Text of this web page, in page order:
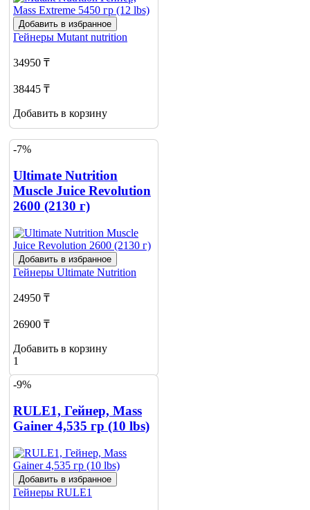
Добавить в избранное
Гейнеры Mutant nutrition
34950 ₸
38445 ₸
Добавить в корзину
-7%
Ultimate Nutrition
Muscle Juice Revolution
2600 (2130 г)
Добавить в избранное
Гейнеры Ultimate Nutrition
24950 ₸
26900 ₸
Добавить в корзину
1
-9%
RULE1, Гейнер, Mass
Gainer 4,535 гр (10 lbs)
Добавить в избранное
Гейнеры RULE1